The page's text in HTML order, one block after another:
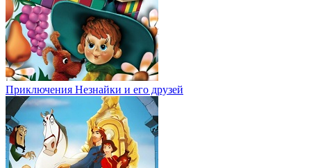
Приключения Незнайки и его друзей